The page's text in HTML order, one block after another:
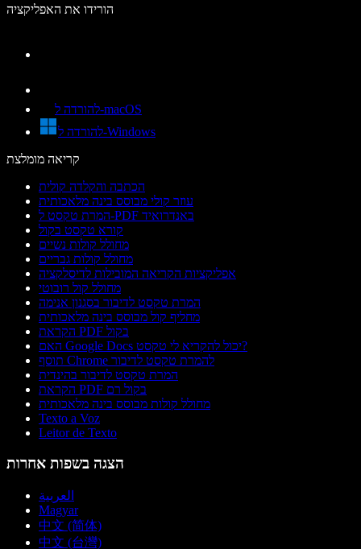
הורידו את האפליקציה
להורדה ל-macOS
להורדה ל-Windows
קריאה מומלצת
הכתבה והקלדה קולית
עוזר קולי מבוסס בינה מלאכותית
המרת טקסט ל-PDF באנדרואיד
קורא טקסט בקול
מחולל קולות נשיים
מחולל קולות גבריים
אפליקציות הקריאה המובילות לדיסלקציה
מחולל קול רובוטי
המרת טקסט לדיבור בסגנון אנימה
מחליף קול מבוסס בינה מלאכותית
הקראת PDF בקול
האם Google Docs יכול להקריא לי טקסט?
תוסף Chrome להמרת טקסט לדיבור
המרת טקסט לדיבור בהינדית
הקראת PDF בקול רם
מחולל קולות מבוסס בינה מלאכותית
Texto a Voz
Leitor de Texto
הצגה בשפות אחרות
العربية
Magyar
中文 (简体)
中文 (台灣)